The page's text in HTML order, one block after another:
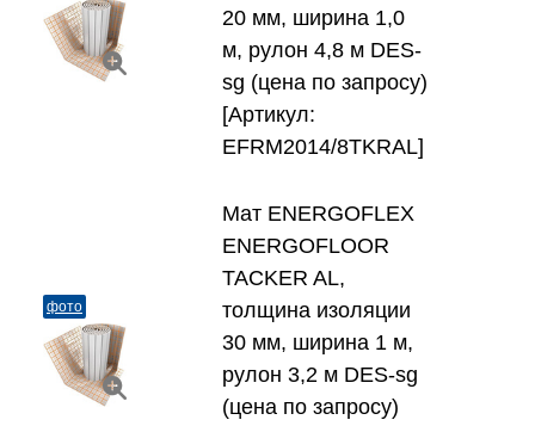
20 мм, ширина 1,0
м, рулон 4,8 м DES-
sg (цена по запросу)
[Артикул:
EFRM2014/8TKRAL]
фото
Мат ENERGOFLEX
ENERGOFLOOR
TACKER AL,
толщина изоляции
30 мм, ширина 1 м,
рулон 3,2 м DES-sg
(цена по запросу)